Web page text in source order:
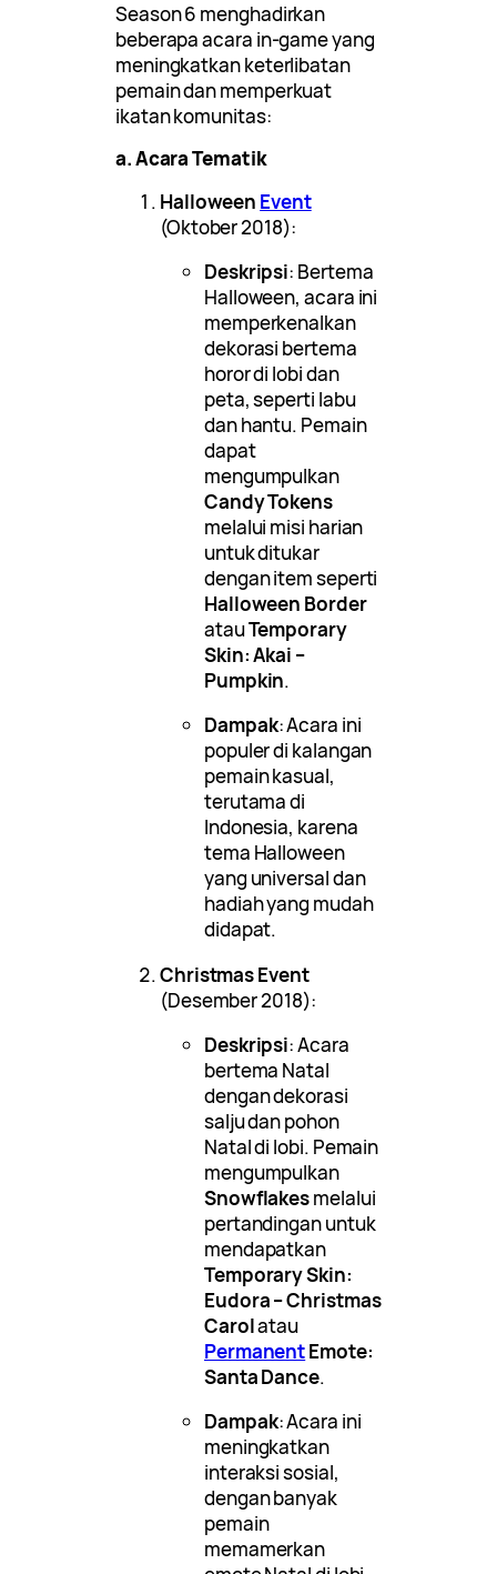
Season 6 menghadirkan
beberapa acara in-game yang
meningkatkan keterlibatan
pemain dan memperkuat
ikatan komunitas:
a. Acara Tematik
Halloween Event
(Oktober 2018):
Deskripsi: Bertema
Halloween, acara ini
memperkenalkan
dekorasi bertema
horor di lobi dan
peta, seperti labu
dan hantu. Pemain
dapat
mengumpulkan
Candy Tokens
melalui misi harian
untuk ditukar
dengan item seperti
Halloween Border
atauTemporary
Skin: Akai –
Pumpkin.
Dampak: Acara ini
populer di kalangan
pemain kasual,
terutama di
Indonesia, karena
tema Halloween
yang universal dan
hadiah yang mudah
didapat.
Christmas Event
(Desember 2018):
Deskripsi: Acara
bertema Natal
dengan dekorasi
salju dan pohon
Natal di lobi. Pemain
mengumpulkan
Snowflakesmelalui
pertandingan untuk
mendapatkan
Temporary Skin:
Eudora – Christmas
Carolatau
PermanentEmote:
Santa Dance.
Dampak: Acara ini
meningkatkan
interaksi sosial,
dengan banyak
pemain
memamerkan